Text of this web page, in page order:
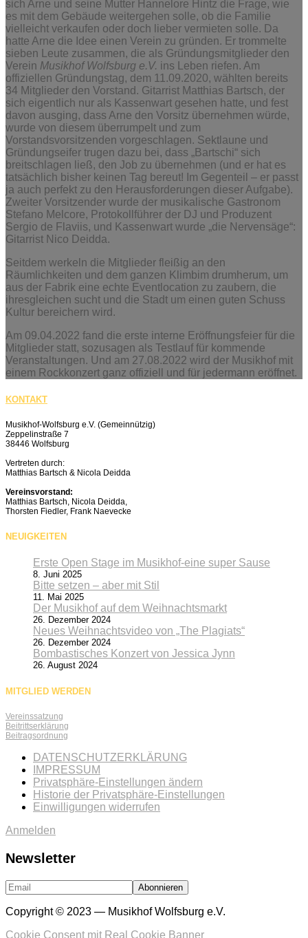
sich Arne und seine Mutter Hannelore Hintz die Frage, wie
es mit dem Gebäude weitergehen solle, ob die Familie
vielleicht verkaufen oder doch lieber vermieten solle. Da
hatte Arne die Idee einen Verein zu gründen. Er trommelte
sieben Leute zusammen, die als Gründungsmitglieder den
Verein Musikhof Wolfsburg e.V. ins Leben riefen. Am
offiziellen Gründungstag, dem 11.09.2020, wählten bereits
34 Mitglieder den Vorstand. Gitarrist Matthias Bartsch, der
sich eigentlich nur als Kassenwart gesehen hatte, und fest
davon ausging, dass Arne den Vorsitz übernehmen würde,
wurde von diesem überrumpelt und zum
Vorstandsvorsitzenden vorgeschlagen. Sektlaune und
Gründungseifer trugen dazu bei, dass „Bartschi“ sich
breitschlagen ließ, den Job zu übernehmen (und er hat es
tatsächlich bisher keinen Tag bereut! Im Gegenteil – er passt
ja auch perfekt zu den Herausforderungen dieser Aufgabe).
Zweiter Vorsitzender wurde der musikalische Gastronom
Stefano Melcore, Protokollführer der DJ und Produzent
Sergio de Flaviis, und Kassenwart wurde „die Nervensäge“:
Gitarrist Nico Deidda.
Seitdem werkeln die Mitglieder fleißig an den
Räumlichkeiten und dem ganzen Klimbim drumherum, um
aus der Fabrik eine echte Eventlocation zu zaubern, die
ihresgleichen sucht und die Stadt um einen guten Schuss
Kultur bereichern wird.
Am 09.04.2022 fand die erste interne Eröffnungsfeier für die
Mitglieder statt, sozusagen als Testlauf für kommende
Veranstaltungen. Und am 27.08.2022 wird der Musikhof mit
einem Rockkonzert ganz offiziell und für jedermann eröffnet.
KONTAKT
Musikhof-Wolfsburg e.V. (Gemeinnützig)
Zeppelinstraße 7
38446 Wolfsburg
Vertreten durch:
Matthias Bartsch & Nicola Deidda
Vereinsvorstand:
Matthias Bartsch, Nicola Deidda,
Thorsten Fiedler, Frank Naevecke
NEUIGKEITEN
Erste Open Stage im Musikhof-eine super Sause
8. Juni 2025
Bitte setzen – aber mit Stil
11. Mai 2025
Der Musikhof auf dem Weihnachtsmarkt
26. Dezember 2024
Neues Weihnachtsvideo von „The Plagiats“
26. Dezember 2024
Bombastisches Konzert von Jessica Jynn
26. August 2024
MITGLIED WERDEN
Vereinssatzung
Beitrittserklärung
Beitragsordnung
DATENSCHUTZERKLÄRUNG
IMPRESSUM
Privatsphäre-Einstellungen ändern
Historie der Privatsphäre-Einstellungen
Einwilligungen widerrufen
Anmelden
Newsletter
Copyright © 2023 — Musikhof Wolfsburg e.V.
Cookie Consent mit Real Cookie Banner